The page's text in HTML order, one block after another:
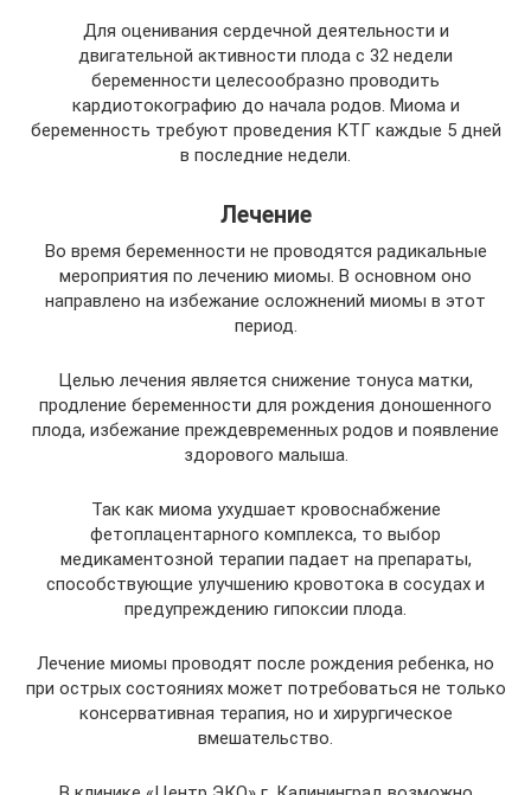
Для оценивания сердечной деятельности и
двигательной активности плода с 32 недели
беременности целесообразно проводить
кардиотокографию до начала родов. Миома и
беременность требуют проведения КТГ каждые 5 дней
в последние недели.
Лечение
Во время беременности не проводятся радикальные
мероприятия по лечению миомы. В основном оно
направлено на избежание осложнений миомы в этот
период.
Целью лечения является снижение тонуса матки,
продление беременности для рождения доношенного
плода, избежание преждевременных родов и появление
здорового малыша.
Так как миома ухудшает кровоснабжение
фетоплацентарного комплекса, то выбор
медикаментозной терапии падает на препараты,
способствующие улучшению кровотока в сосудах и
предупреждению гипоксии плода.
Лечение миомы проводят после рождения ребенка, но
при острых состояниях может потребоваться не только
консервативная терапия, но и хирургическое
вмешательство.